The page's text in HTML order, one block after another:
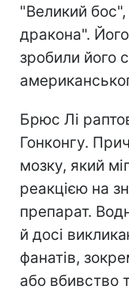
"Великий бос",
дракона".
зробили його
Брюс Лі
Гонконгу.
мозку, який
реакцією на
препарат.
й досі
фанатів,
або вбивство